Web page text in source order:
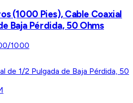
(1000 Pies), Cable Coaxial
Baja Pérdida, 50 Ohms
1000